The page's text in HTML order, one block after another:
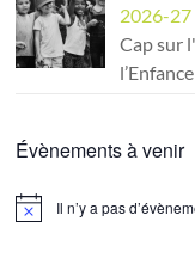
2026-27
Cap sur
Évènements à venir
N
Il n’y a pas